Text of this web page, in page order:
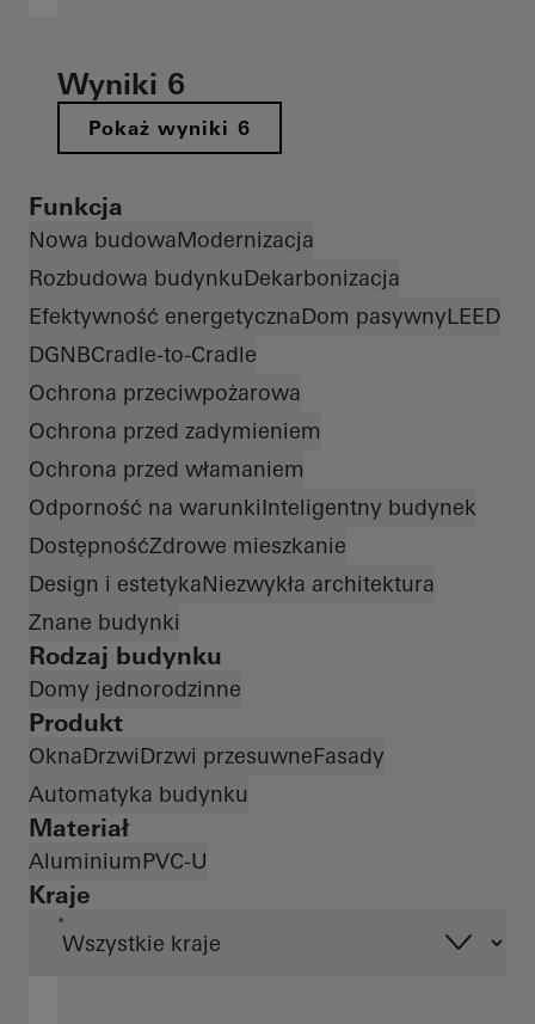
Wyniki 6
Pokaż wyniki 6
Funkcja
Nowa budowaModernizacja
Rozbudowa budynkuDekarbonizacja
Efektywność energetycznaDom pasywnyLEED
DGNBCradle-to-Cradle
Ochrona przeciwpożarowa
Ochrona przed zadymieniem
Ochrona przed włamaniem
Odporność na warunkiInteligentny budynek
DostępnośćZdrowe mieszkanie
Design i estetykaNiezwykła architektura
Znane budynki
Rodzaj budynku
Domy jednorodzinne
Produkt
OknaDrzwiDrzwi przesuwneFasady
Automatyka budynku
Materiał
AluminiumPVC-U
Kraje
*